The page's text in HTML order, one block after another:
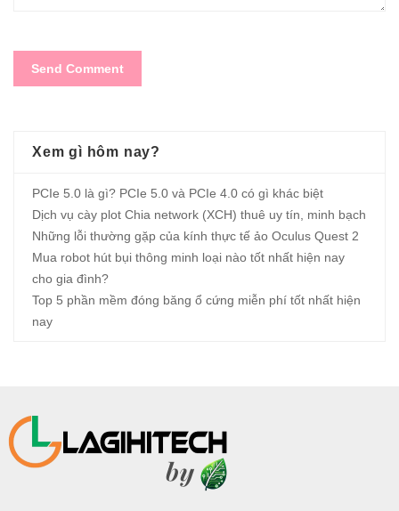
Xem gì hôm nay?
PCIe 5.0 là gì? PCIe 5.0 và PCIe 4.0 có gì khác biệt
Dịch vụ cày plot Chia network (XCH) thuê uy tín, minh bạch
Những lỗi thường gặp của kính thực tế ảo Oculus Quest 2
Mua robot hút bụi thông minh loại nào tốt nhất hiện nay
cho gia đình?
Top 5 phần mềm đóng băng ổ cứng miễn phí tốt nhất hiện
nay